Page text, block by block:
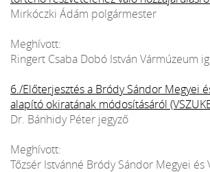
Mirkóczki Ádám polgármester
Meghívott:
Ringert Csaba Dobó István Vármúzeum
6./Előterjesztés a Bródy Sándor Megyei
alapító okiratának módosításáról
Dr. Bánhidy Péter jegyző
Meghívott:
Tőzsér Istvánné Bródy Sándor Megyei és